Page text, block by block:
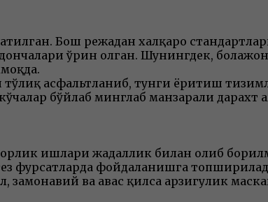
Бош режадан халқаро
ўрин олган. Шунингдек,
асфальтланиб, тунги ёритиш
бўйлаб минглаб манзарали дарахт
ишлари жадаллик билан олиб
фурсатларда фойдаланишга
замонавий ва ҳавас қилса арзигулик